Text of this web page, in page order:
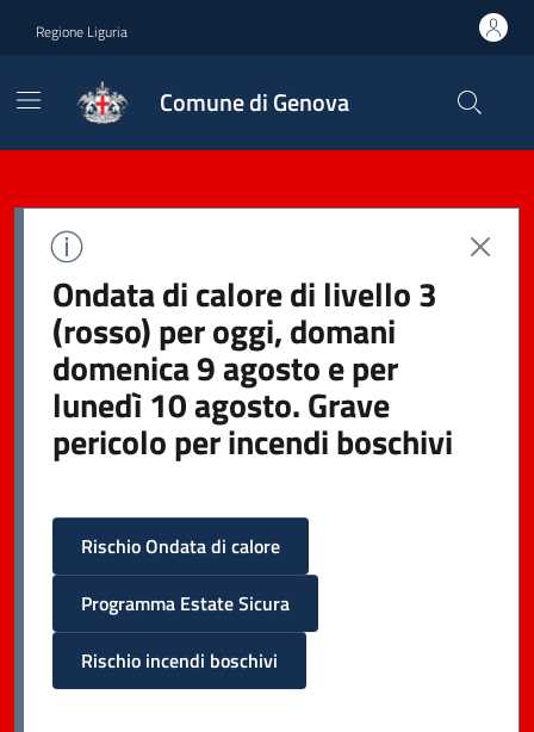
Regione Liguria
Comune di Genova
Ondata di calore di livello 3
(rosso) per oggi, domani
domenica 9 agosto e per
lunedì 10 agosto. Grave
pericolo per incendi boschivi
Rischio Ondata di calore
Programma Estate Sicura
Rischio incendi boschivi